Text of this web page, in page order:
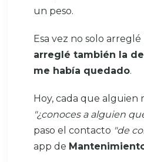
un peso.
Esa vez no solo
arreglé también la
me había quedado.
Hoy, cada que
"¿conoces a alguien
paso el contacto "de
app de